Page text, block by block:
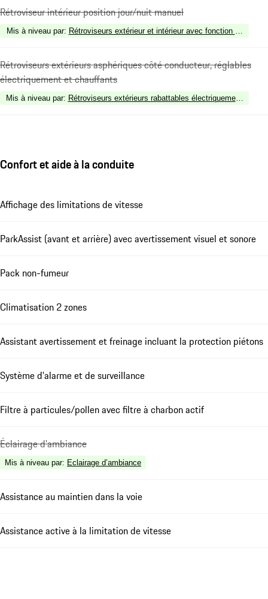
Rétroviseur intérieur position jour/nuit manuel
Mis à niveau par: Rétroviseurs extérieur et intérieur avec fonction anti-
Rétroviseurs extérieurs asphériques côté conducteur, réglables
électriquement et chauffants
Mis à niveau par: Rétroviseurs extérieurs rabattables électriquement avec
Confort et aide à la conduite
Affichage des limitations de vitesse
ParkAssist (avant et arrière) avec avertissement visuel et sonore
Pack non-fumeur
Climatisation 2 zones
Assistant avertissement et freinage incluant la protection piétons
Système d'alarme et de surveillance
Filtre à particules/pollen avec filtre à charbon actif
Éclairage d'ambiance
Mis à niveau par: Eclairage d’ambiance
Assistance au maintien dans la voie
Assistance active à la limitation de vitesse